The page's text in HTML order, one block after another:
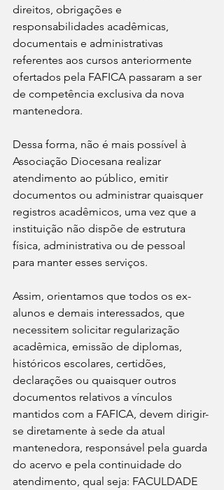
direitos, obrigações e
responsabilidades acadêmicas,
documentais e administrativas
referentes aos cursos anteriormente
ofertados pela FAFICA passaram a ser
de competência exclusiva da nova
mantenedora.
Dessa forma, não é mais possível à
Associação Diocesana realizar
atendimento ao público, emitir
documentos ou administrar quaisquer
registros acadêmicos, uma vez que a
instituição não dispõe de estrutura
física, administrativa ou de pessoal
para manter esses serviços.
Assim, orientamos que todos os ex-
alunos e demais interessados, que
necessitem solicitar regularização
acadêmica, emissão de diplomas,
históricos escolares, certidões,
declarações ou quaisquer outros
documentos relativos a vínculos
mantidos com a FAFICA, devem dirigir-
se diretamente à sede da atual
mantenedora, responsável pela guarda
do acervo e pela continuidade do
atendimento, qual seja: FACULDADE